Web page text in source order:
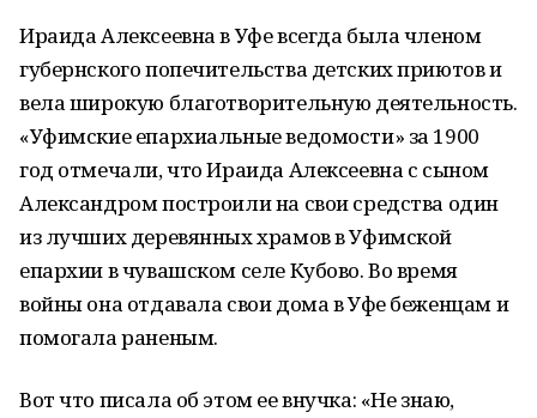
Ираида Алексеевна в Уфе всегда была членом
губернского попечительства детских приютов и
вела широкую благотворительную деятельность.
«Уфимские епархиальные ведомости» за 1900
год отмечали, что Ираида Алексеевна с сыном
Александром построили на свои средства один
из лучших деревянных храмов в Уфимской
епархии в чувашском селе Кубово. Во время
войны она отдавала свои дома в Уфе беженцам и
помогала раненым.
Вот что писала об этом ее внучка: «Не знаю,